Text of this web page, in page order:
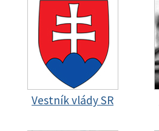
Vestník vlády SR